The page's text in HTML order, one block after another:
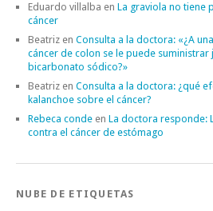
Eduardo villalba en La graviola no tiene
cáncer
Beatriz en Consulta a la doctora: «¿A
cáncer de colon se le puede suministrar
bicarbonato sódico?»
Beatriz en Consulta a la doctora: ¿qué
kalanchoe sobre el cáncer?
Rebeca conde en La doctora responde:
contra el cáncer de estómago
NUBE DE ETIQUETAS